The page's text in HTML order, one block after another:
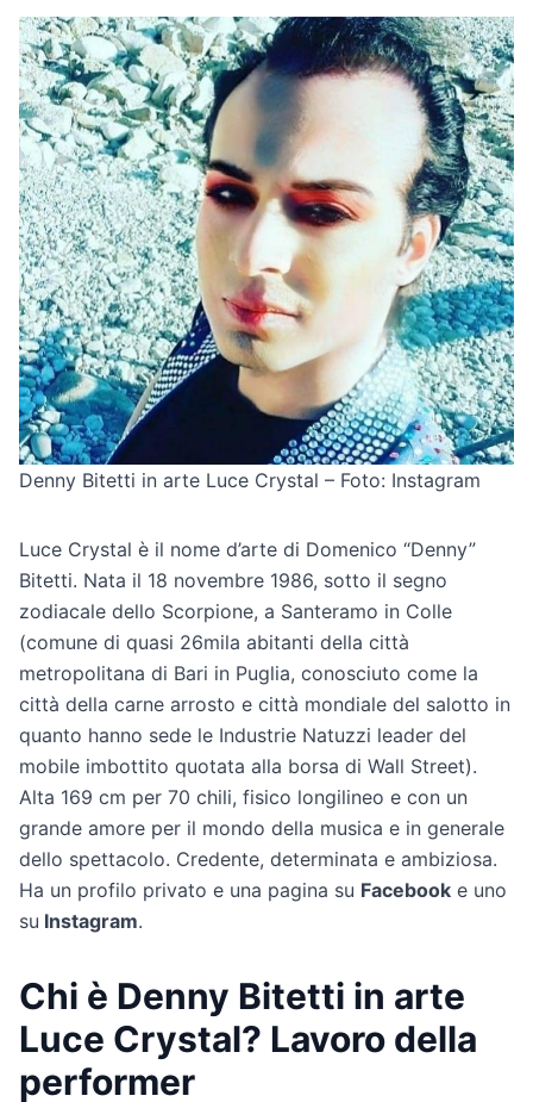
Denny Bitetti in arte Luce Crystal – Foto: Instagram
Luce Crystal è il nome d’arte di Domenico “Denny”
Bitetti. Nata il 18 novembre 1986, sotto il segno
zodiacale dello Scorpione, a Santeramo in Colle
(comune di quasi 26mila abitanti della città
metropolitana di Bari in Puglia, conosciuto come la
città della carne arrosto e città mondiale del salotto in
quanto hanno sede le Industrie Natuzzi leader del
mobile imbottito quotata alla borsa di Wall Street).
Alta 169 cm per 70 chili, fisico longilineo e con un
grande amore per il mondo della musica e in generale
dello spettacolo. Credente, determinata e ambiziosa.
Ha un profilo privato e una pagina su Facebook e uno
su Instagram.
Chi è Denny Bitetti in arte
Luce Crystal? Lavoro della
performer